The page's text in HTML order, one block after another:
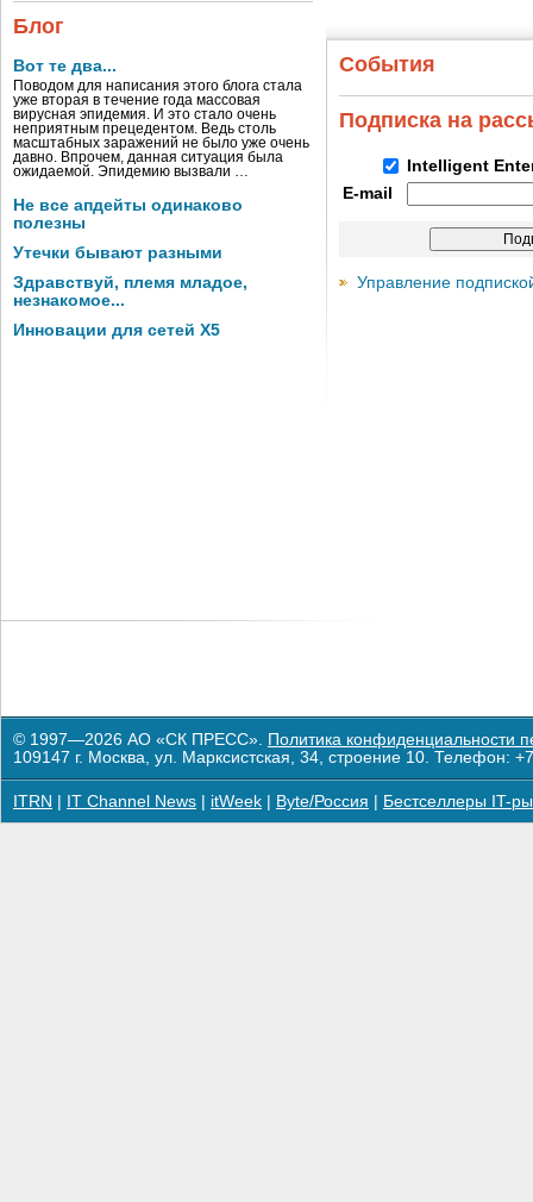
Блог
Вот те два...
Поводом для написания этого блога стала
уже вторая в течение года массовая
вирусная эпидемия. И это стало очень
неприятным прецедентом. Ведь столь
масштабных заражений не было уже очень
давно. Впрочем, данная ситуация была
ожидаемой. Эпидемию вызвали …
Не все апдейты одинаково
полезны
Утечки бывают разными
Здравствуй, племя младое,
незнакомое...
Инновации для сетей X5
События
Подписка на
Intelligent
E-mail
Управление
© 1997—2026 АО «СК ПРЕСС». Политика конфиденциальности
109147 г. Москва, ул. Марксистская, 34, строение 10. Телефон:
ITRN IT Channel News itWeek Byte/Россия Бестселлеры IT-